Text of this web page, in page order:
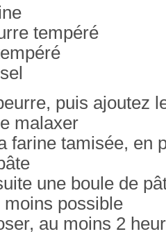
tempéré
puis ajoutez
malaxer
farine tamisée, en
une boule de
possible
au moins 2